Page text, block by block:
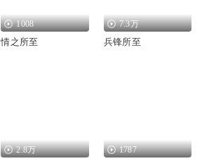
1008
情之所至
7.3万
兵锋所至
2.8万 1787